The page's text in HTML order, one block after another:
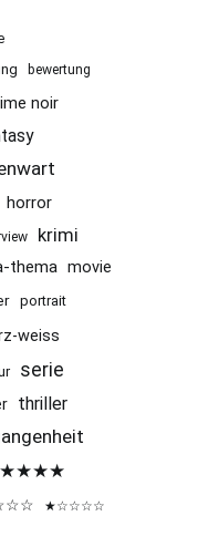
bewertung
noir
horror
krimi
thema movie
portrait
weiss
serie
thriller
★☆☆☆☆